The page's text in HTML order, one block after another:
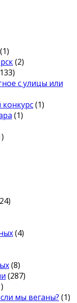
(1)
(2)
с улицы или
конкурс(1)
(1)
(4)
(8)
(287)
мы веганы? (1)